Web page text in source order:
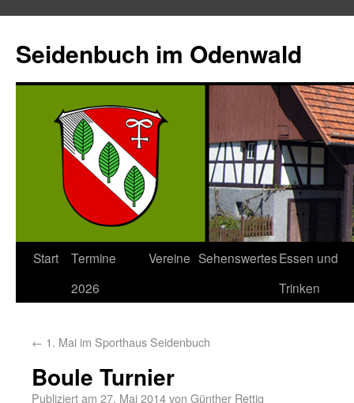
Seidenbuch im Odenwald
Start
Termine
2026
Vereine SehenswertesEssen und
Trinken
← 1. Mai im Sporthaus Seidenbuch
Boule Turnier
Publiziert am 27. Mai 2014von Günther Rettig